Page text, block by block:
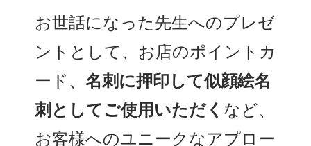
お世話になった先生へのプレゼ
ントとして、お店のポイントカ
ード、 名刺に押印して似顔絵名
刺としてご使用いただく など、
お客様へのユニークなアプロー